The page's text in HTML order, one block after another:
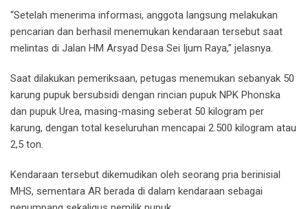
“Setelah menerima informasi, anggota langsung melakukan
pencarian dan berhasil menemukan kendaraan tersebut saat
melintas di Jalan HM Arsyad Desa Sei Ijum Raya,” jelasnya.
Saat dilakukan pemeriksaan, petugas menemukan sebanyak 50
karung pupuk bersubsidi dengan rincian pupuk NPK Phonska
dan pupuk Urea, masing-masing seberat 50 kilogram per
karung, dengan total keseluruhan mencapai 2.500 kilogram atau
2,5 ton.
Kendaraan tersebut dikemudikan oleh seorang pria berinisial
MHS, sementara AR berada di dalam kendaraan sebagai